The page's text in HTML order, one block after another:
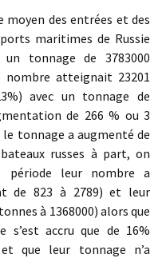
des entrées et des
maritimes de Russie
tonnage de 3783000
atteignait 23201
avec un tonnage de
de 266 % ou 3
le tonnage a augmenté de
russes à part, on
période leur nombre a
de 823 à 2789) et leur
à 1368000) alors que
s’est accru que de 16%
que leur tonnage n’a